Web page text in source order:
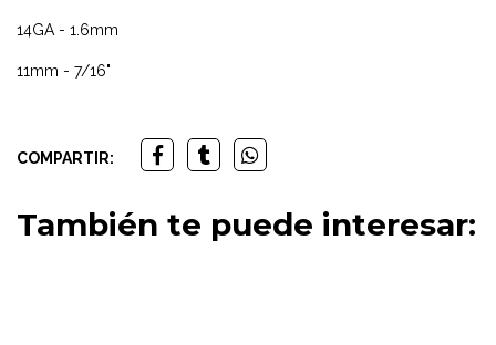
14GA - 1.6mm
11mm - 7/16"
COMPARTIR:
También te puede interesar: